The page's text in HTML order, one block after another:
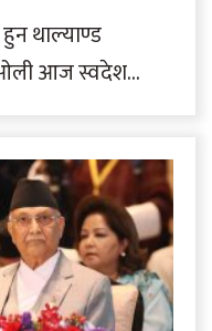
थाल्याण्ड
ओली आज स्वदेश